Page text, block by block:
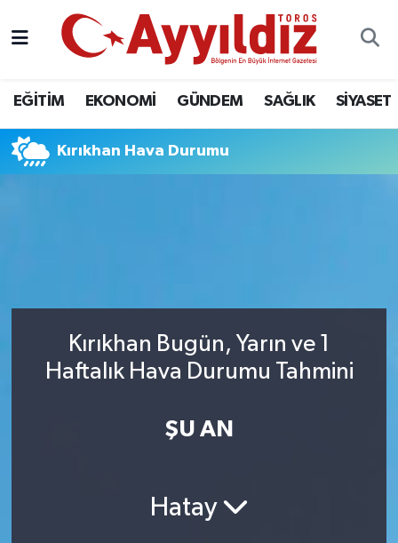
EĞİTİM EKONOMİ GÜNDEM SAĞLIK SİYASET
Kırıkhan Hava Durumu
Kırıkhan Bugün, Yarın ve 1
Haftalık Hava Durumu Tahmini
ŞU AN
Hatay